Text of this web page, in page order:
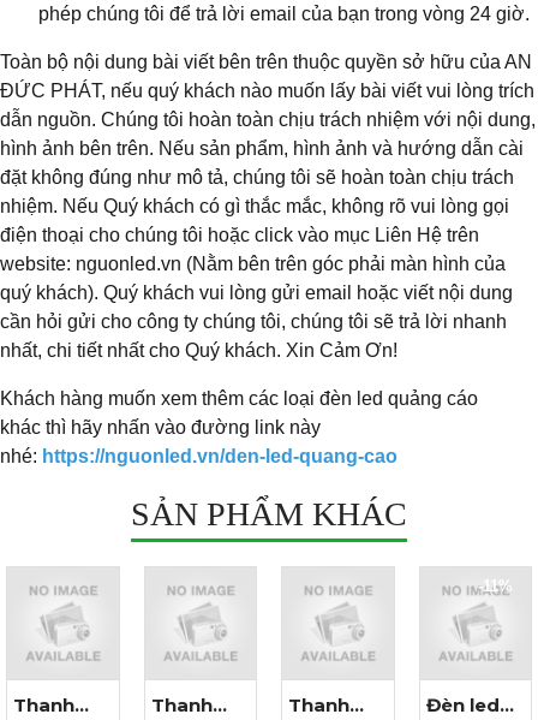
phép chúng tôi để trả lời email của bạn trong vòng 24 giờ.
Toàn bộ nội dung bài viết bên trên thuộc quyền sở hữu của AN
ĐỨC PHÁT, nếu quý khách nào muốn lấy bài viết vui lòng trích
dẫn nguồn. Chúng tôi hoàn toàn chịu trách nhiệm với nội dung,
hình ảnh bên trên. Nếu sản phẩm, hình ảnh và hướng dẫn cài
đặt không đúng như mô tả, chúng tôi sẽ hoàn toàn chịu trách
nhiệm. Nếu Quý khách có gì thắc mắc, không rõ vui lòng gọi
điện thoại cho chúng tôi hoặc click vào mục Liên Hệ trên
website: nguonled.vn (Nằm bên trên góc phải màn hình của
quý khách). Quý khách vui lòng gửi email hoặc viết nội dung
cần hỏi gửi cho công ty chúng tôi, chúng tôi sẽ trả lời nhanh
nhất, chi tiết nhất cho Quý khách. Xin Cảm Ơn!
​Khách hàng muốn xem thêm các loại đèn led quảng cáo
khác thì hãy nhấn vào đường link này
nhé: https://nguonled.vn/den-led-quang-cao
SẢN PHẨM KHÁC
Xem
Thanh
Xem
Thanh
Xem
Thanh
-11%
Xem
Đèn led